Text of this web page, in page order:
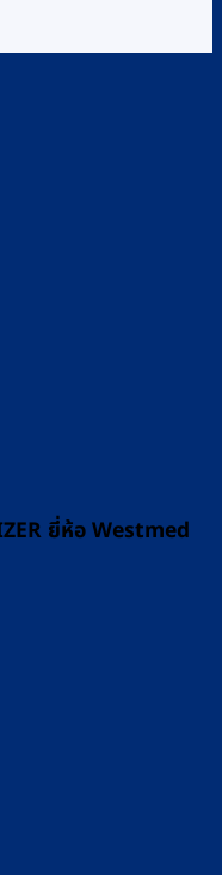
ยี่ห้อ Westmed